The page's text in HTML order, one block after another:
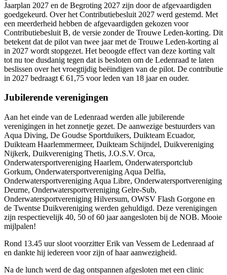
Jaarplan 2027 en de Begroting 2027 zijn door de afgevaardigden
goedgekeurd. Over het Contributiebesluit 2027 werd gestemd. Met
een meerderheid hebben de afgevaardigden gekozen voor
Contributiebesluit B, de versie zonder de Trouwe Leden-korting. Dit
betekent dat de pilot van twee jaar met de Trouwe Leden-korting al
in 2027 wordt stopgezet. Het beoogde effect van deze korting valt
tot nu toe dusdanig tegen dat is besloten om de Ledenraad te laten
beslissen over het vroegtijdig beëindigen van de pilot. De contributie
in 2027 bedraagt € 61,75 voor leden van 18 jaar en ouder.
Jubilerende verenigingen
Aan het einde van de Ledenraad werden alle jubilerende
verenigingen in het zonnetje gezet. De aanwezige bestuurders van
Aqua Diving, De Goudse Sportduikers, Duikteam Ecuador,
Duikteam Haarlemmermeer, Duikteam Schijndel, Duikvereniging
Nijkerk, Duikvereniging Thetis, J.O.S.V. Orca,
Onderwatersportvereniging Haarlem, Onderwatersportclub
Gorkum, Onderwatersportvereniging Aqua Delfia,
Onderwatersportvereniging Aqua Libre, Onderwatersportvereniging
Deurne, Onderwatersportvereniging Gelre-Sub,
Onderwatersportvereniging Hilversum, OWSV Flash Gorgone en
de Twentse Duikvereniging werden gehuldigd. Deze verenigingen
zijn respectievelijk 40, 50 of 60 jaar aangesloten bij de NOB. Mooie
mijlpalen!
Rond 13.45 uur sloot voorzitter Erik van Vessem de Ledenraad af
en dankte hij iedereen voor zijn of haar aanwezigheid.
Na de lunch werd de dag ontspannen afgesloten met een clinic